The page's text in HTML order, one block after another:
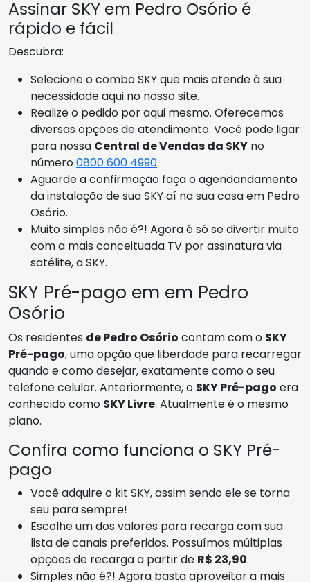
Assinar SKY em Pedro Osório é
rápido e fácil
Descubra:
Selecione o combo SKY que mais atende à sua
necessidade aqui no nosso site.
Realize o pedido por aqui mesmo. Oferecemos
diversas opções de atendimento. Você pode ligar
para nossa Central de Vendas da SKY no
número0800 600 4990
Aguarde a confirmação faça o agendandamento
da instalação de sua SKY aí na sua casa em Pedro
Osório.
Muito simples não é?! Agora é só se divertir muito
com a mais conceituada TV por assinatura via
satélite, a SKY.
SKY Pré-pago em em Pedro
Osório
Os residentes de Pedro Osório contam com o SKY
Pré-pago, uma opção que liberdade para recarregar
quando e como desejar, exatamente como o seu
telefone celular. Anteriormente, o SKY Pré-pago era
conhecido como SKY Livre. Atualmente é o mesmo
plano.
Confira como funciona o SKY Pré-
pago
Você adquire o kit SKY, assim sendo ele se torna
seu para sempre!
Escolhe um dos valores para recarga com sua
lista de canais preferidos. Possuímos múltiplas
opções de recarga a partir de R$ 23,90.
Simples não é?! Agora basta aproveitar a mais